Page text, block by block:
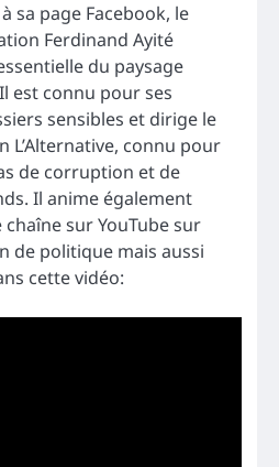
sa page Facebook, le
Ferdinand Ayité
du paysage
est connu pour ses
sensibles et dirige le
L’Alternative, connu pour
de corruption et de
Il anime également
sur YouTube sur
de politique mais aussi
cette vidéo: